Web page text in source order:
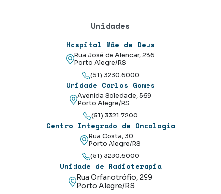
Unidades
Hospital Mãe de Deus
Rua José de Alencar, 286
Porto Alegre/RS
(51) 3230.6000
Unidade Carlos Gomes
Avenida Soledade, 569
Porto Alegre/RS
(51) 3321.7200
Centro Integrado de Oncologia
Rua Costa, 30
Porto Alegre/RS
(51) 3230.6000
Unidade de Radioterapia
Rua Orfanotrófio, 299
Porto Alegre/RS